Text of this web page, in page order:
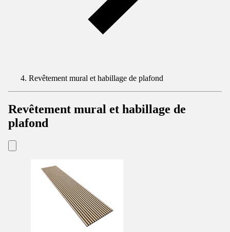
Revêtement mural et habillage de plafond
Revêtement mural et habillage de
plafond